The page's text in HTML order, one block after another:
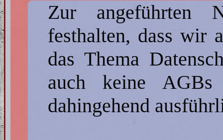
Zur angeführten
festhalten, dass wir
das Thema
auch keine
dahingehend